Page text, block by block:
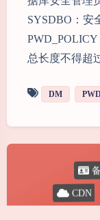
夜间模式
SYSDBO：安
总长度不得超
DM
CDN